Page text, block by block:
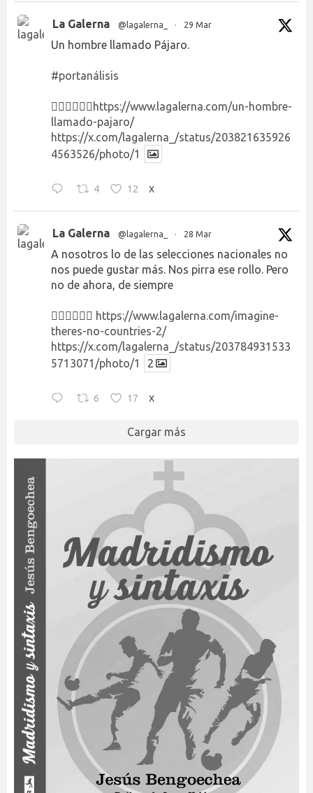
La Galerna @lagalerna_ · 29 Mar
Un hombre llamado Pájaro.
#portanálisis
👉🏻👉🏻👉🏻 https://www.lagalerna.com/un-hombre-
llamado-pajaro/
https://x.com/lagalerna_/status/203821635926
4563526/photo/1
4 12 X
La Galerna @lagalerna_ · 28 Mar
A nosotros lo de las selecciones nacionales no
nos puede gustar más. Nos pirra ese rollo. Pero
no de ahora, de siempre
👉🏻👉🏻👉🏻 https://www.lagalerna.com/imagine-
theres-no-countries-2/
https://x.com/lagalerna_/status/203784931533
5713071/photo/1
2
6 17 X
Cargar más